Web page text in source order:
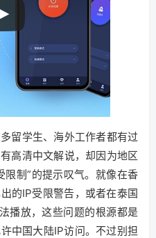
留学生、海外工作者都有过
高清中文解说，却因为地区
限制”的提示叹气。就像在香
的IP受限警告，或者在泰国
播放，这些问题的根源都是
中国大陆IP访问。不过别担